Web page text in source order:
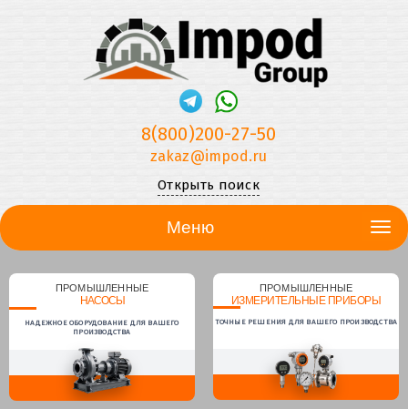
8(800)200-27-50
zakaz@impod.ru
Открыть поиск
Меню
ПРОМЫШЛЕННЫЕ
НАСОСЫ
НАДЕЖНОЕ ОБОРУДОВАНИЕ ДЛЯ ВАШЕГО
ПРОИЗВОДСТВА
ПРОМЫШЛЕННЫЕ
ИЗМЕРИТЕЛЬНЫЕ ПРИБОРЫ
ТОЧНЫЕ РЕШЕНИЯ ДЛЯ ВАШЕГО ПРОИЗВОДСТВА